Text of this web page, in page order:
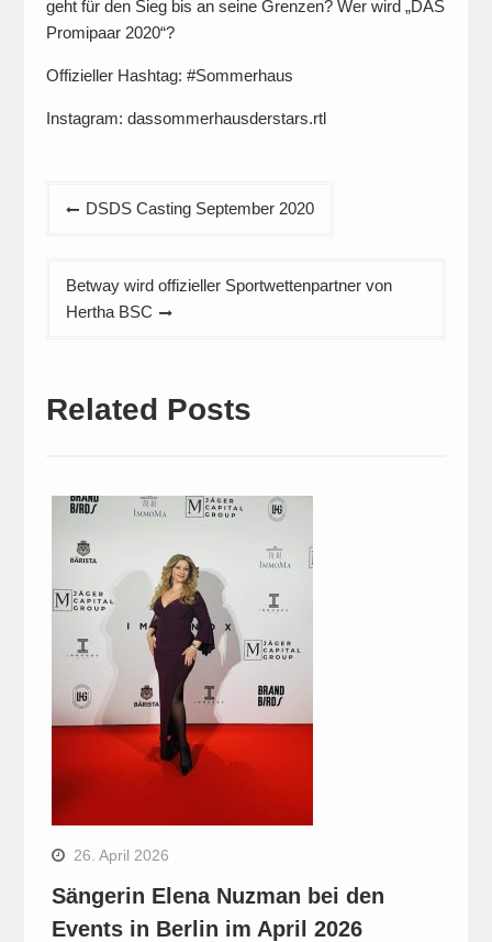
geht für den Sieg bis an seine Grenzen? Wer wird „DAS
Promipaar 2020“?
Offizieller Hashtag: #Sommerhaus
Instagram: dassommerhausderstars.rtl
Beitragsnavigation
DSDS Casting September 2020
Betway wird offizieller Sportwettenpartner von
Hertha BSC
Related Posts
26. April 2026
Sängerin Elena Nuzman bei den
Events in Berlin im April 2026